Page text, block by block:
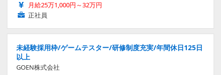
月給25万1,000円～32万円
正社員
未経験採用枠/ゲームテスター/研修制度充実/年間休日125日
以上
GOEN株式会社